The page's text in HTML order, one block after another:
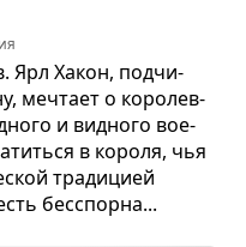
Ярл Хакон, под­чи­
меч­тает о коро­лев­
и вид­ного вое­
в короля, чья
тра­ди­цией
бес­спорна...